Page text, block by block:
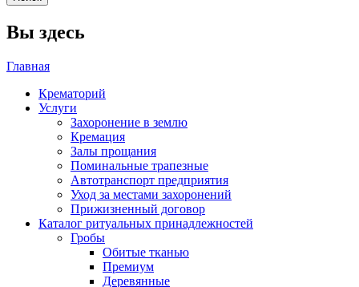
Вы здесь
Главная
Крематорий
Услуги
Захоронение в землю
Кремация
Залы прощания
Поминальные трапезные
Автотранспорт предприятия
Уход за местами захоронений
Прижизненный договор
Каталог ритуальных принадлежностей
Гробы
Обитые тканью
Премиум
Деревянные